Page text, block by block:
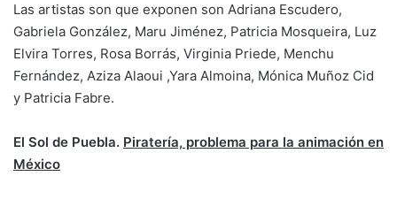
Las artistas son que exponen son Adriana Escudero,
Gabriela González, Maru Jiménez, Patricia Mosqueira, Luz
Elvira Torres, Rosa Borrás, Virginia Priede, Menchu
Fernández, Aziza Alaoui ,Yara Almoina, Mónica Muñoz Cid
y Patricia Fabre.
El Sol de Puebla. Piratería, problema para la animación en
México